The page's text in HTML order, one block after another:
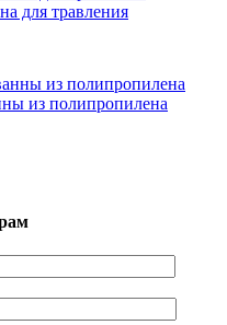
для травления
из полипропилена